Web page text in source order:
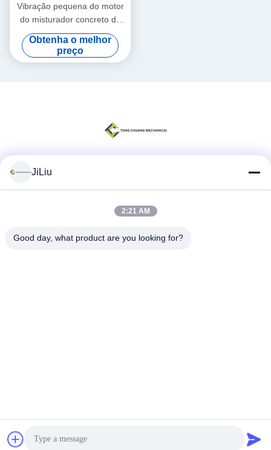
Vibração pequena do motor
do misturador concreto de
Putzmeister hidráulica para
a bomba concreta
Obtenha o melhor
preço
Contato rápido
Mechanical Co., Ltd. . Tudo Direitos reservados.
JiLiu
2:21 AM
Good day, what product are you looking for?